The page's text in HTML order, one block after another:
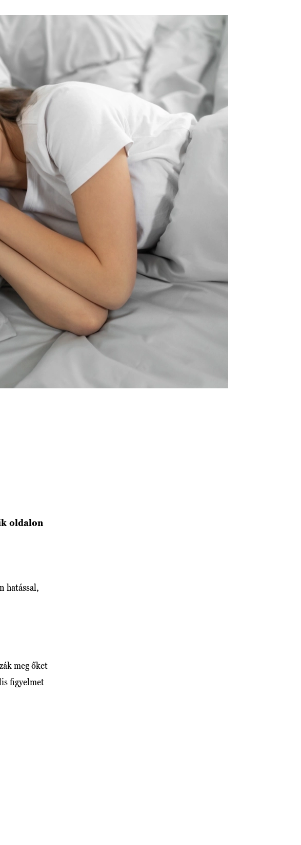
oldalon
hatással,
meg őket
figyelmet